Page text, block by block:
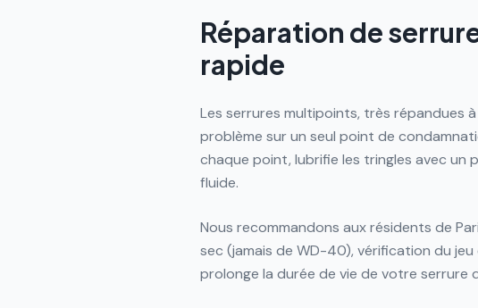
Réparation de
rapide
Les serrures multipoints, très répandues
problème sur un seul point de
chaque point, lubrifie les tringles avec
fluide.
Nous recommandons aux résidents de
sec (jamais de WD-40), vérification du
prolonge la durée de vie de votre serrure